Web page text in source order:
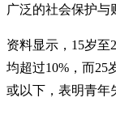
广泛的社会保护与
资料显示，15岁
均超过10%，而25
或以下，表明青年